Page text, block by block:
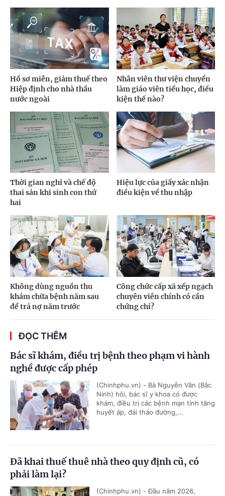
Hồ sơ miễn, giảm thuế theo
Hiệp định cho nhà thầu
nước ngoài
Nhân viên thư viện chuyển
làm giáo viên tiểu học, điều
kiện thế nào?
Thời gian nghỉ và chế độ
thai sản khi sinh con thứ
hai
Hiệu lực của giấy xác nhận
điều kiện về thu nhập
Không dùng nguồn thu
khám chữa bệnh năm sau
để trả nợ năm trước
Công chức cấp xã xếp ngạch
chuyên viên chính có cần
chứng chỉ?
ĐỌC THÊM
Bác sĩ khám, điều trị bệnh theo phạm vi hành
nghề được cấp phép
(Chinhphu.vn) - Bà Nguyễn Vân (Bắc
Ninh) hỏi, bác sĩ y khoa có được
khám, điều trị các bệnh mạn tính tăng
huyết áp, đái tháo đường,...
Đã khai thuế thuê nhà theo quy định cũ, có
phải làm lại?
(Chinhphu.vn) - Đầu năm 2026,